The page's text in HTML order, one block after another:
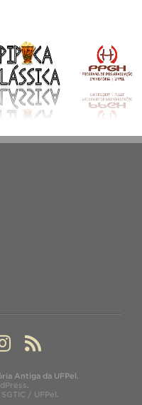
Antiga da UFPel.
.
SGTIC / UFPel.